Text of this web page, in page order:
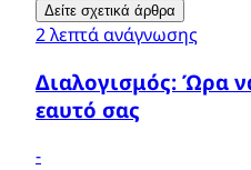
Δείτε σχετικά άρθρα
2 λεπτά ανάγνωσης
Διαλογισμός: Ώρα
εαυτό σας
-